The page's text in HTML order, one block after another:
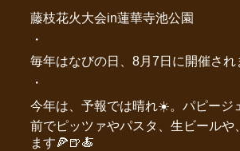
藤枝花火大会in蓮華寺池公園
・
毎年はなびの日、8月7日に開催され
・
今年は、予報では晴れ☀️。パピージ
前でピッツァやパスタ、生ビールや
ます🍕🍺🍝